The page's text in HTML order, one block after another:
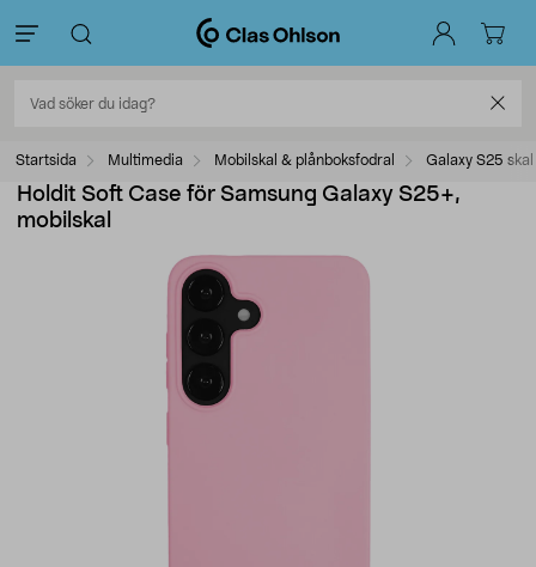
Startsida Multimedia Mobilskal & plånboksfodral Galaxy S25 skal
Holdit Soft Case för Samsung Galaxy S25+,
mobilskal